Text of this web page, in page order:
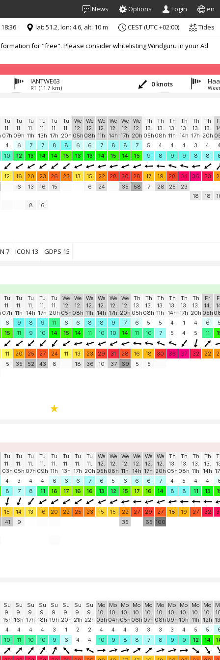
News Options Login en
for "free". Please consider whitelisting Windguru in your Ad
lat: 51.2, lon: 4.6, alt: 10 m CEST (UTC +02:00) Tides
IANTWE63
RT (11.7 km) 0 knots
Tu
11.
07h
Tu
11.
09h
Tu
11.
11h
Tu
11.
13h
Tu
11.
17h
Tu
11.
20h
We
12.
05h
We
12.
08h
We
12.
11h
We
12.
14h
We
12.
17h
We
12.
20h
Th
13.
05h
Th
13.
08h
Th
13.
11h
Th
13.
14h
Th
13.
17h
Th
13.
20h
4 6 7 7 8 8 6 6 7 8 8 7 5 4 4 4 3 4
10 12 13 14 14 15 13 13 14 15 14 15 9 8 9 9 8 8
12 16 20 23 26 23 13 15 22 28 30 28 17 19 28 34 36 33
6 13
8
16
6
15 6 24 35 58 7 28 25
23
18
18
7 ICON 13 GDPS 15
Tu
11.
07h
Tu
11.
11h
Tu
11.
14h
Tu
11.
17h
Tu
11.
20h
We
12.
05h
We
12.
08h
We
12.
11h
We
12.
14h
We
12.
17h
We
12.
20h
Th
13.
05h
Th
13.
08h
Th
13.
11h
Th
13.
14h
Th
13.
17h
Th
13.
20h
Fr
14.
05h
6 9 8 9 11 6 6 8 8 9 7 6 5 5 4 1 4 6
15 11 9 10 14 15 14 11 10 10 14 11 10 7 5 4 5 11
11 20 25 27 24 11 13 23 29 31 28 16 18 30 36 37 32 22
5 35 52 43 8 18 36 10 37 69 5 5
Tu
11.
03h
Tu
11.
05h
Tu
11.
07h
Tu
11.
09h
Tu
11.
11h
Tu
11.
13h
Tu
11.
17h
Tu
11.
20h
We
12.
05h
We
12.
08h
We
12.
11h
We
12.
14h
We
12.
17h
We
12.
20h
Th
13.
05h
Th
13.
08h
Th
13.
11h
Th
13.
14h
4 3 4 4 6 6 6 7 6 5 6 6 6 7 4 5 4 4
8 7 8 11 16 17 16 16 13 12 15 17 16 14 8 8 11 13
15 14 13 16 20 22 25 23 15 15 22 27 29 27 18 19 27 32
41 9 35 65 100
Su
9.
15h
Su
9.
16h
Su
9.
17h
Su
9.
18h
Su
9.
19h
Su
9.
20h
Su
9.
21h
Su
9.
22h
Mo
10.
03h
Mo
10.
04h
Mo
10.
05h
Mo
10.
06h
Mo
10.
07h
Mo
10.
08h
Mo
10.
09h
Mo
10.
10h
Mo
10.
11h
Mo
10.
12h
4 4 4 4 3 1 2 2 4 4 4 3 3 3 3 4 5 5
10 11 10 10 9 6 4 4 10 9 8 8 7 8 9 9 12 14